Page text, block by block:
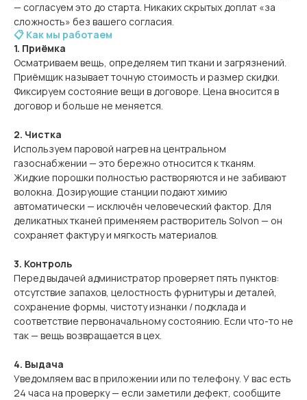
— согласуем это до старта. Никаких скрытых доплат «за
сложность» без вашего согласия.
📋 Как мы работаем
1. Приёмка
Осматриваем вещь, определяем тип ткани и загрязнений.
Приёмщик называет точную стоимость и размер скидки.
Фиксируем состояние вещи в договоре. Цена вносится в
договор и больше не меняется.
2. Чистка
Используем паровой нагрев на центральном
газоснабжении — это бережно относится к тканям.
Жидкие порошки полностью растворяются и не забивают
волокна. Дозирующие станции подают химию
автоматически — исключён человеческий фактор. Для
деликатных тканей применяем растворитель Solvon — он
сохраняет фактуру и мягкость материалов.
3. Контроль
Перед выдачей администратор проверяет пять пунктов:
отсутствие запахов, целостность фурнитуры и деталей,
сохранение формы, чистоту изнанки / подклада и
соответствие первоначальному состоянию. Если что-то не
так — вещь возвращается в цех.
4. Выдача
Уведомляем вас в приложении или по телефону. У вас есть
24 часа на проверку — если заметили дефект, сообщите